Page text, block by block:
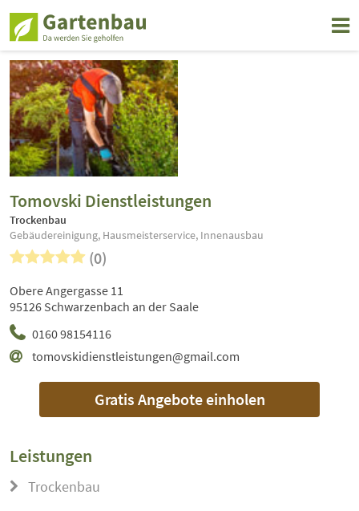
Tomovski Dienstleistungen
Trockenbau
Gebäudereinigung, Hausmeisterservice, Innenausbau
(0)
0160 98154116
tomovskidienstleistungen@gmail.com
Obere Angergasse 11
95126 Schwarzenbach an der Saale
Gratis Angebote einholen
Leistungen
Trockenbau